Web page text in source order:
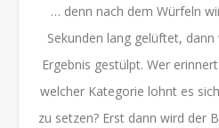
… denn nach dem Würfeln
Sekunden lang gelüftet,
Ergebnis gestülpt. Wer
welcher Kategorie lohnt es
zu setzen? Erst dann wird der